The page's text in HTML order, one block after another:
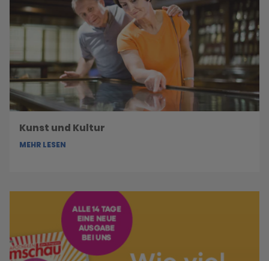
Kunst und Kultur
MEHR LESEN